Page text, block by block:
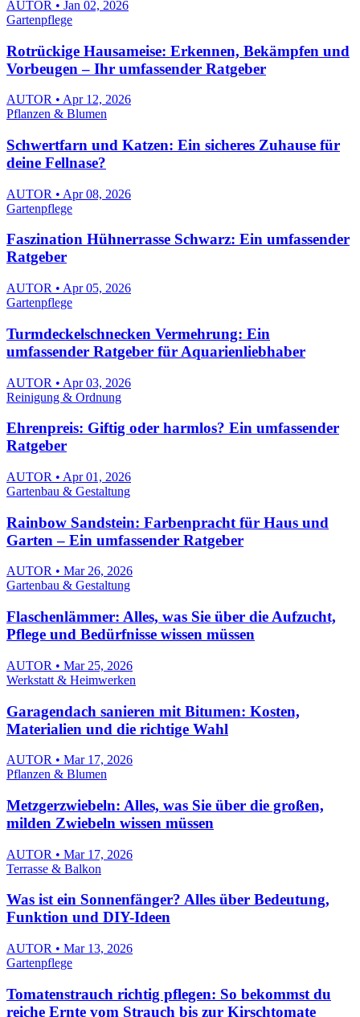
AUTOR • Jan 02, 2026
Gartenpflege
Rotrückige Hausameise: Erkennen, Bekämpfen und
Vorbeugen – Ihr umfassender Ratgeber
AUTOR • Apr 12, 2026
Pflanzen & Blumen
Schwertfarn und Katzen: Ein sicheres Zuhause für
deine Fellnase?
AUTOR • Apr 08, 2026
Gartenpflege
Faszination Hühnerrasse Schwarz: Ein umfassender
Ratgeber
AUTOR • Apr 05, 2026
Gartenpflege
Turmdeckelschnecken Vermehrung: Ein
umfassender Ratgeber für Aquarienliebhaber
AUTOR • Apr 03, 2026
Reinigung & Ordnung
Ehrenpreis: Giftig oder harmlos? Ein umfassender
Ratgeber
AUTOR • Apr 01, 2026
Gartenbau & Gestaltung
Rainbow Sandstein: Farbenpracht für Haus und
Garten – Ein umfassender Ratgeber
AUTOR • Mar 26, 2026
Gartenbau & Gestaltung
Flaschenlämmer: Alles, was Sie über die Aufzucht,
Pflege und Bedürfnisse wissen müssen
AUTOR • Mar 25, 2026
Werkstatt & Heimwerken
Garagendach sanieren mit Bitumen: Kosten,
Materialien und die richtige Wahl
AUTOR • Mar 17, 2026
Pflanzen & Blumen
Metzgerzwiebeln: Alles, was Sie über die großen,
milden Zwiebeln wissen müssen
AUTOR • Mar 17, 2026
Terrasse & Balkon
Was ist ein Sonnenfänger? Alles über Bedeutung,
Funktion und DIY-Ideen
AUTOR • Mar 13, 2026
Gartenpflege
Tomatenstrauch richtig pflegen: So bekommst du
reiche Ernte vom Strauch bis zur Kirschtomate